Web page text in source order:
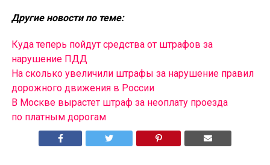
Другие новости по теме:
Куда теперь пойдут средства от штрафов за
нарушение ПДД
На сколько увеличили штрафы за нарушение правил
дорожного движения в России
В Москве вырастет штраф за неоплату проезда
по платным дорогам